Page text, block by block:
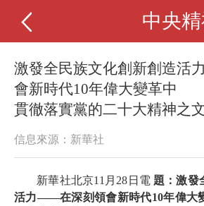
中央
激發全民族文化創新創造
會新時代10年偉大變革中
貫徹落實黨的二十大精神之
信息來源：新華社
新華社北京11月28日電 題：激發
活力——在深刻領會新時代10年偉大